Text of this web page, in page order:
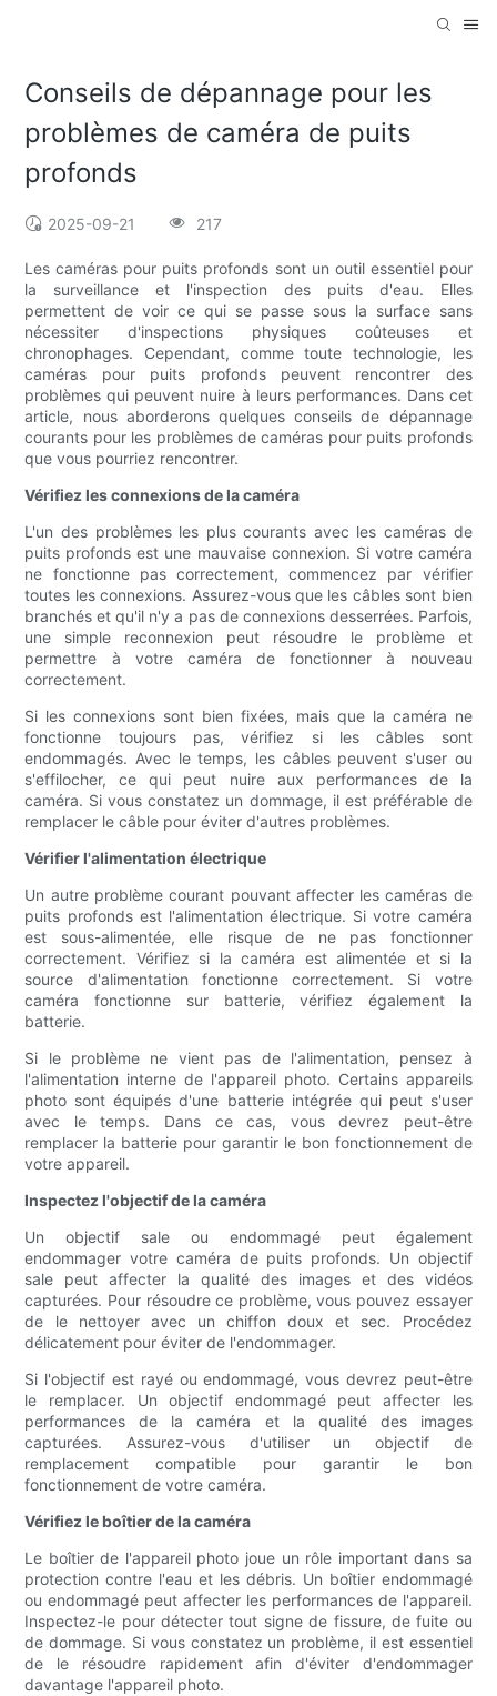
Conseils de dépannage pour les
problèmes de caméra de puits
profonds
2025-09-21 217
Les caméras pour puits profonds sont un outil essentiel pour
la surveillance et l'inspection des puits d'eau. Elles
permettent de voir ce qui se passe sous la surface sans
nécessiter d'inspections physiques coûteuses et
chronophages. Cependant, comme toute technologie, les
caméras pour puits profonds peuvent rencontrer des
problèmes qui peuvent nuire à leurs performances. Dans cet
article, nous aborderons quelques conseils de dépannage
courants pour les problèmes de caméras pour puits profonds
que vous pourriez rencontrer.
Vérifiez les connexions de la caméra
L'un des problèmes les plus courants avec les caméras de
puits profonds est une mauvaise connexion. Si votre caméra
ne fonctionne pas correctement, commencez par vérifier
toutes les connexions. Assurez-vous que les câbles sont bien
branchés et qu'il n'y a pas de connexions desserrées. Parfois,
une simple reconnexion peut résoudre le problème et
permettre à votre caméra de fonctionner à nouveau
correctement.
Si les connexions sont bien fixées, mais que la caméra ne
fonctionne toujours pas, vérifiez si les câbles sont
endommagés. Avec le temps, les câbles peuvent s'user ou
s'effilocher, ce qui peut nuire aux performances de la
caméra. Si vous constatez un dommage, il est préférable de
remplacer le câble pour éviter d'autres problèmes.
Vérifier l'alimentation électrique
Un autre problème courant pouvant affecter les caméras de
puits profonds est l'alimentation électrique. Si votre caméra
est sous-alimentée, elle risque de ne pas fonctionner
correctement. Vérifiez si la caméra est alimentée et si la
source d'alimentation fonctionne correctement. Si votre
caméra fonctionne sur batterie, vérifiez également la
batterie.
Si le problème ne vient pas de l'alimentation, pensez à
l'alimentation interne de l'appareil photo. Certains appareils
photo sont équipés d'une batterie intégrée qui peut s'user
avec le temps. Dans ce cas, vous devrez peut-être
remplacer la batterie pour garantir le bon fonctionnement de
votre appareil.
Inspectez l'objectif de la caméra
Un objectif sale ou endommagé peut également
endommager votre caméra de puits profonds. Un objectif
sale peut affecter la qualité des images et des vidéos
capturées. Pour résoudre ce problème, vous pouvez essayer
de le nettoyer avec un chiffon doux et sec. Procédez
délicatement pour éviter de l'endommager.
Si l'objectif est rayé ou endommagé, vous devrez peut-être
le remplacer. Un objectif endommagé peut affecter les
performances de la caméra et la qualité des images
capturées. Assurez-vous d'utiliser un objectif de
remplacement compatible pour garantir le bon
fonctionnement de votre caméra.
Vérifiez le boîtier de la caméra
Le boîtier de l'appareil photo joue un rôle important dans sa
protection contre l'eau et les débris. Un boîtier endommagé
ou endommagé peut affecter les performances de l'appareil.
Inspectez-le pour détecter tout signe de fissure, de fuite ou
de dommage. Si vous constatez un problème, il est essentiel
de le résoudre rapidement afin d'éviter d'endommager
davantage l'appareil photo.